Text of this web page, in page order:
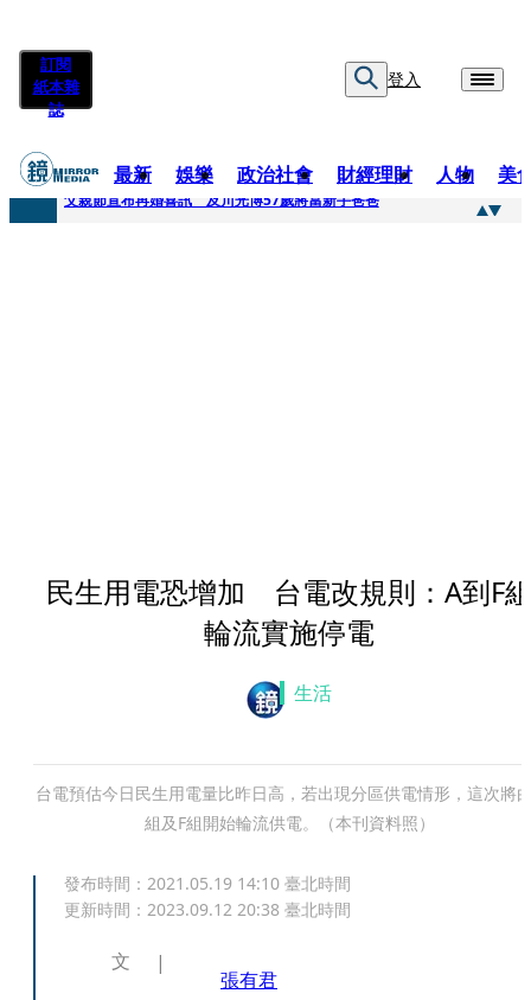
訂閱
紙本雜
誌
登入
最新 娛樂 政治社會 財經理財 人物 美
快訊
父親節宣布再婚喜訊 及川光博57歲將當新手爸爸
民生用電恐增加 台電改規則：A到F
輪流實施停電
生活
台電預估今日民生用電量比昨日高，若出現分區供電情形，這次將
組及F組開始輪流供電。（本刊資料照）
發布時間： 2021.05.19 14:10 臺北時間
更新時間： 2023.09.12 20:38 臺北時間
文
張有君